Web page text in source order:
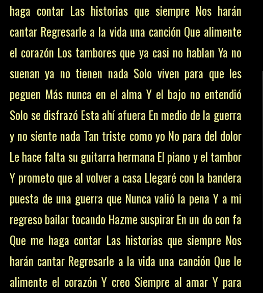
haga contar Las historias que siempre Nos harán
cantar Regresarle a la vida una canción Que alimente
el corazón Los tambores que ya casi no hablan Ya no
suenan ya no tienen nada Solo viven para que les
peguen Más nunca en el alma Y el bajo no entendió
Solo se disfrazó Esta ahí afuera En medio de la guerra
y no siente nada Tan triste como yo No para del dolor
Le hace falta su guitarra hermana El piano y el tambor
Y prometo que al volver a casa Llegaré con la bandera
puesta de una guerra que Nunca valió la pena Y a mi
regreso bailar tocando Hazme suspirar En un do con fa
Que me haga contar Las historias que siempre Nos
harán cantar Regresarle a la vida una canción Que le
alimente el corazón Y creo Siempre al amar Y para